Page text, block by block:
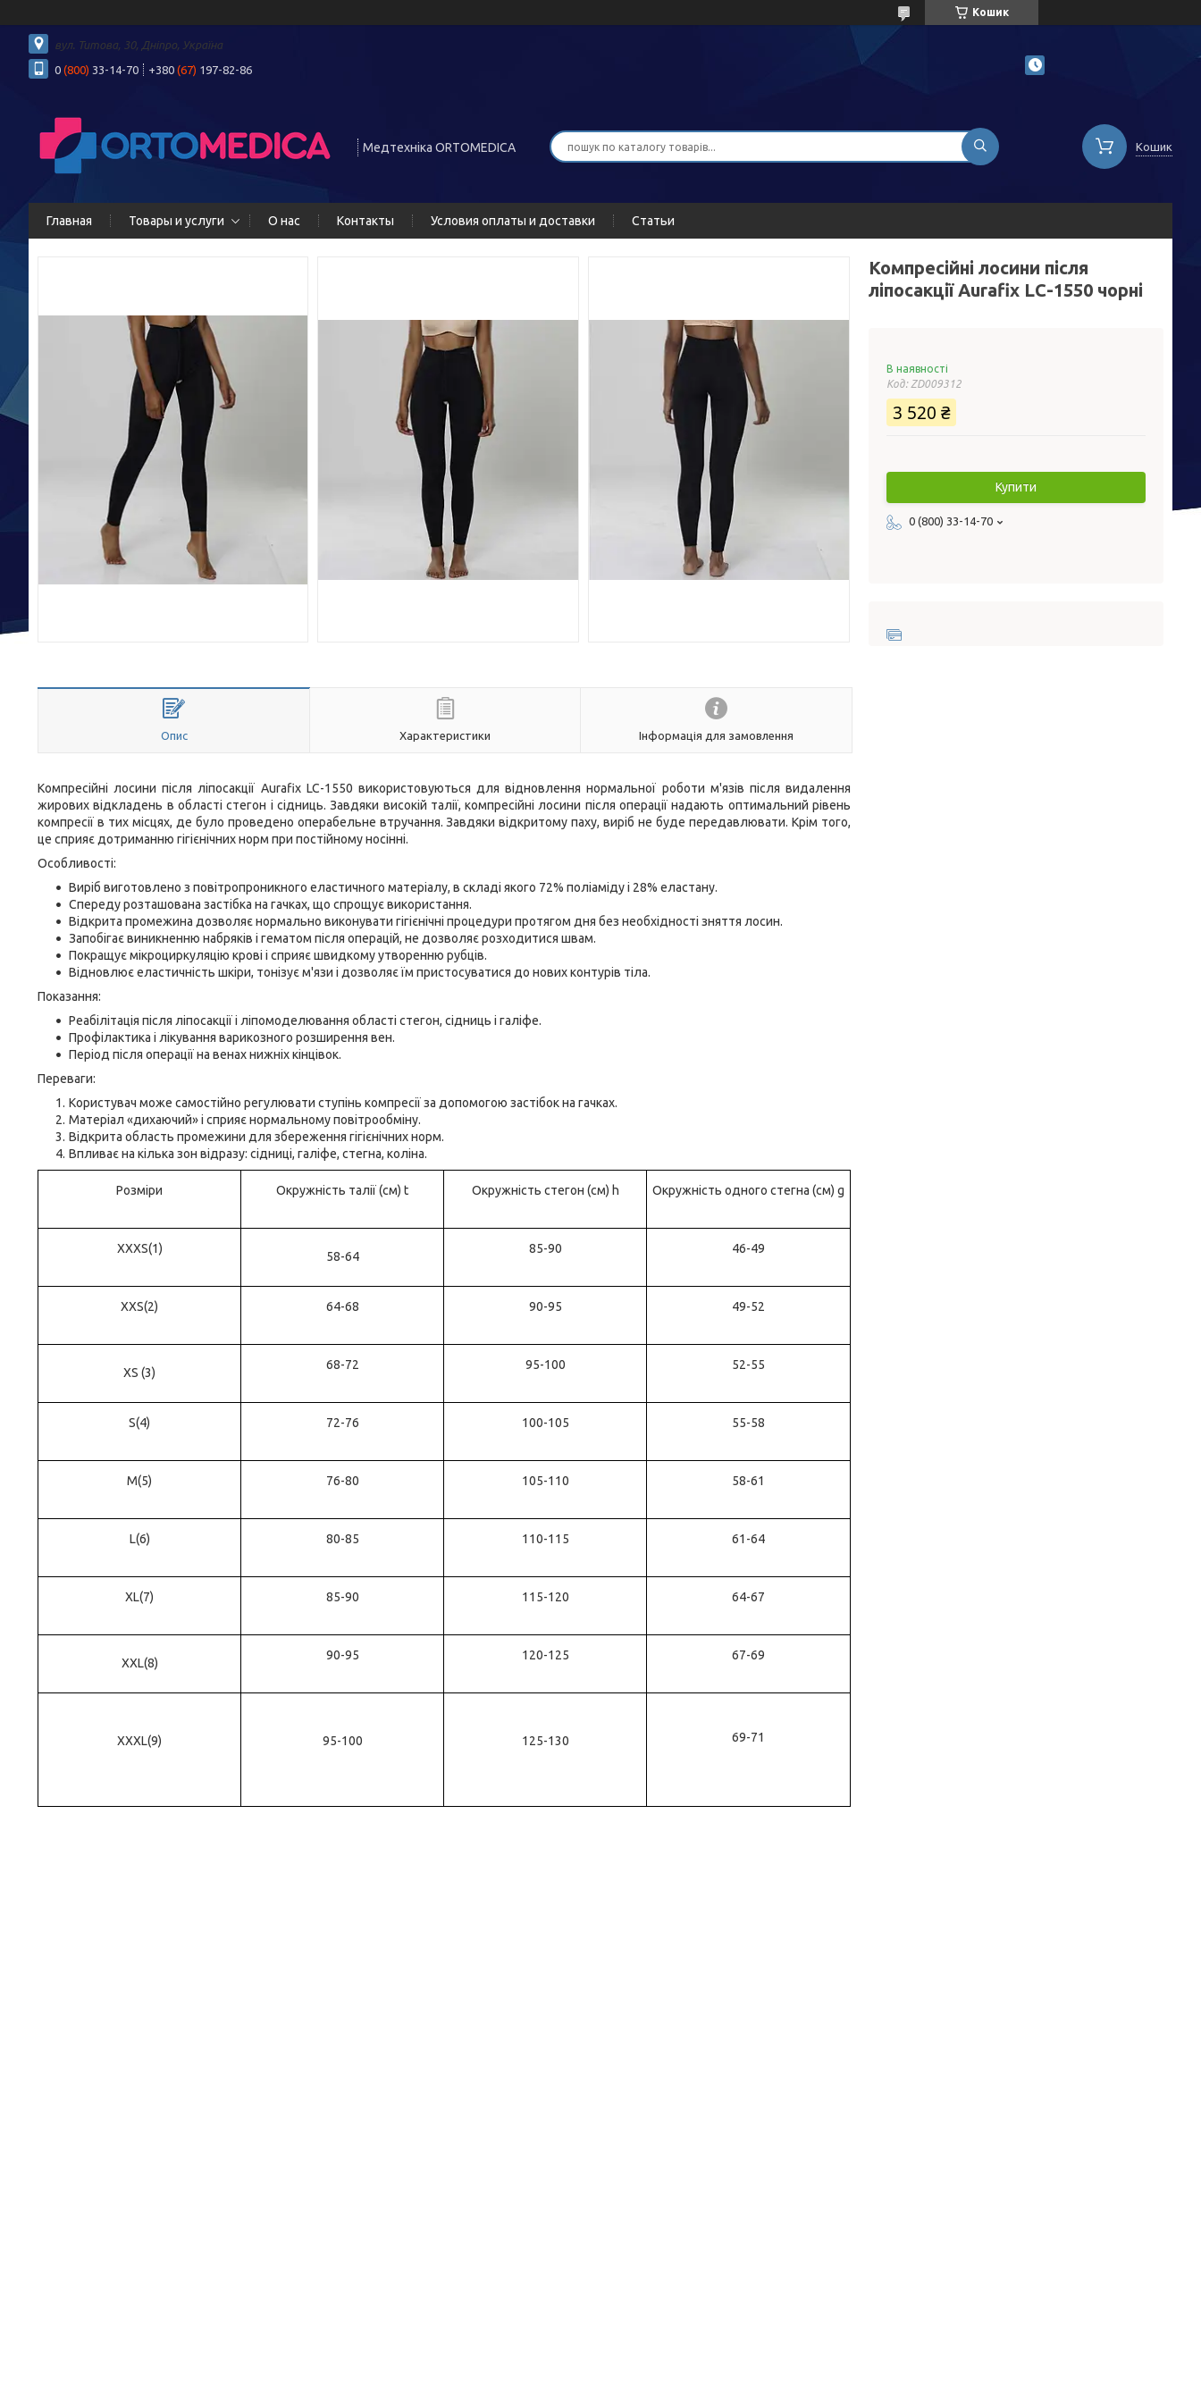
Кошик
вул. Титова, 30, Дніпро, Україна
0 (800) 33-14-70 +380 (67) 197-82-86
Медтехніка ORTOMEDICA Кошик
Главная Товары и услуги О нас Контакты Условия оплаты и доставки Статьи
Опис Характеристики Інформація для замовлення
Компресійні лосини після ліпосакції Aurafix LC-1550 використовуються для відновлення нормальної роботи м'язів після видалення
жирових відкладень в області стегон і сідниць. Завдяки високій талії, компресійні лосини після операції надають оптимальний рівень
компресії в тих місцях, де було проведено операбельне втручання. Завдяки відкритому паху, виріб не буде передавлювати. Крім того,
це сприяє дотриманню гігієнічних норм при постійному носінні.
Особливості:
Виріб виготовлено з повітропроникного еластичного матеріалу, в складі якого 72% поліаміду і 28% еластану.
Спереду розташована застібка на гачках, що спрощує використання.
Відкрита промежина дозволяє нормально виконувати гігієнічні процедури протягом дня без необхідності зняття лосин.
Запобігає виникненню набряків і гематом після операцій, не дозволяє розходитися швам.
Покращує мікроциркуляцію крові і сприяє швидкому утворенню рубців.
Відновлює еластичність шкіри, тонізує м'язи і дозволяє їм пристосуватися до нових контурів тіла.
Показання:
Реабілітація після ліпосакції і ліпомоделювання області стегон, сідниць і галіфе.
Профілактика і лікування варикозного розширення вен.
Період після операції на венах нижніх кінцівок.
Переваги:
Користувач може самостійно регулювати ступінь компресії за допомогою застібок на гачках.
Матеріал «дихаючий» і сприяє нормальному повітрообміну.
Відкрита область промежини для збереження гігієнічних норм.
Впливає на кілька зон відразу: сідниці, галіфе, стегна, коліна.
Розміри Окружність талії (см) t Окружність стегон (см) h Окружність одного стегна (см) g
XXXS(1)
58-64
85-90 46-49
XXS(2) 64-68 90-95 49-52
XS (3)
68-72 95-100 52-55
S(4) 72-76 100-105 55-58
M(5) 76-80 105-110 58-61
L(6) 80-85 110-115 61-64
XL(7) 85-90 115-120 64-67
XXL(8)
90-95 120-125 67-69
XXXL(9) 95-100 125-130 69-71
Компресійні лосини після
ліпосакції Aurafix LC-1550 чорні
В наявності
Код: ZD009312
3 520 ₴
Купити
0 (800) 33-14-70